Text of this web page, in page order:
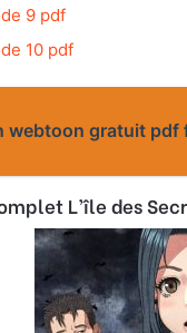
9 pdf
10 pdf
webtoon gratuit pdf
L’île des